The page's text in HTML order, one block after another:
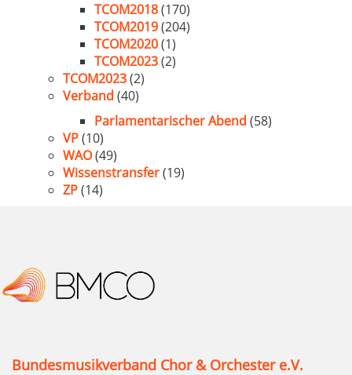
TCOM2018(170)
TCOM2019(204)
TCOM2020(1)
TCOM2023(2)
TCOM2023(2)
Verband (40)
Parlamentarischer Abend (58)
VP(10)
WAO(49)
Wissenstransfer(19)
ZP(14)
Bundesmusikverband Chor & Orchester e.V.